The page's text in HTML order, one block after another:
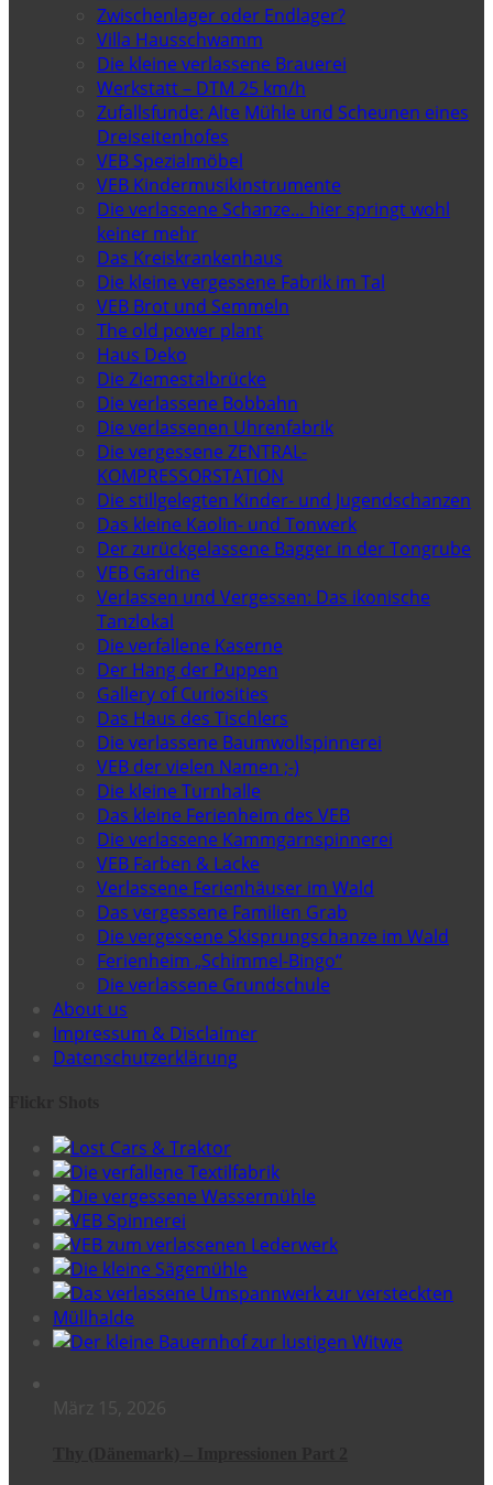
Zwischenlager oder Endlager?
Villa Hausschwamm
Die kleine verlassene Brauerei
Werkstatt – DTM 25 km/h
Zufallsfunde: Alte Mühle und Scheunen eines
Dreiseitenhofes
VEB Spezialmöbel
VEB Kindermusikinstrumente
Die verlassene Schanze… hier springt wohl
keiner mehr
Das Kreiskrankenhaus
Die kleine vergessene Fabrik im Tal
VEB Brot und Semmeln
The old power plant
Haus Deko
Die Ziemestalbrücke
Die verlassene Bobbahn
Die verlassenen Uhrenfabrik
Die vergessene ZENTRAL-
KOMPRESSORSTATION
Die stillgelegten Kinder- und Jugendschanzen
Das kleine Kaolin- und Tonwerk
Der zurückgelassene Bagger in der Tongrube
VEB Gardine
Verlassen und Vergessen: Das ikonische
Tanzlokal
Die verfallene Kaserne
Der Hang der Puppen
Gallery of Curiosities
Das Haus des Tischlers
Die verlassene Baumwollspinnerei
VEB der vielen Namen ;-)
Die kleine Turnhalle
Das kleine Ferienheim des VEB
Die verlassene Kammgarnspinnerei
VEB Farben & Lacke
Verlassene Ferienhäuser im Wald
Das vergessene Familien Grab
Die vergessene Skisprungschanze im Wald
Ferienheim „Schimmel-Bingo“
Die verlassene Grundschule
About us
Impressum & Disclaimer
Datenschutzerklärung
März 15, 2026